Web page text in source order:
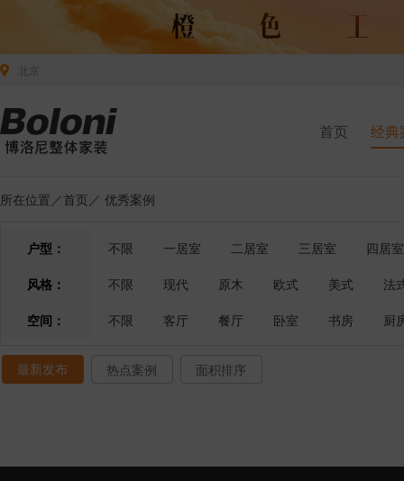
首页 经典
所在位置／首页 ／ 优秀案例
户型： 不限 一居室 二居室 三居室
四居室
风格：
不限 现代 原木 欧式 美式
法
空间：
不限 客厅 餐厅 卧室 书房 厨
最新发布 热点案例 面积排序